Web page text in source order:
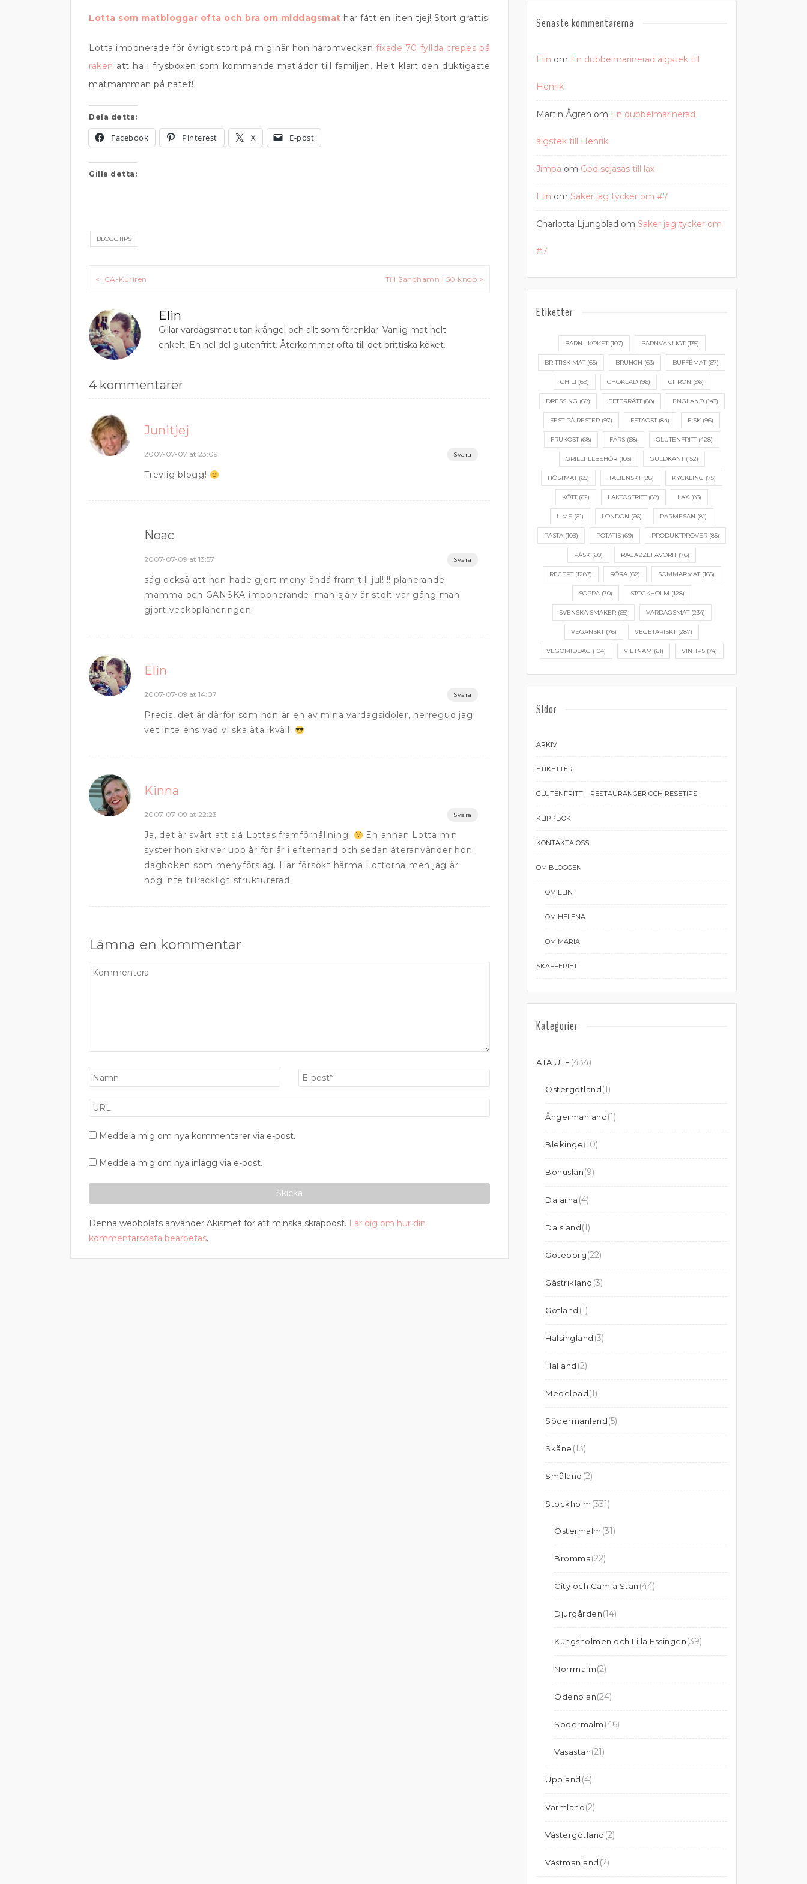
Lotta som matbloggar ofta och bra om middagsmat har fått en liten tjej! Stort grattis!
Lotta imponerade för övrigt stort på mig när hon häromveckan fixade 70 fyllda crepes på
raken att ha i frysboxen som kommande matlådor till familjen. Helt klart den duktigaste
matmamman på nätet!
Dela detta:
Facebook Pinterest X E-post
Gilla detta:
BLOGGTIPS
Inläggsnavigering
< ICA-Kuriren Till Sandhamn i 50 knop >
Elin
Gillar vardagsmat utan krångel och allt som förenklar. Vanlig mat helt
enkelt. En hel del glutenfritt. Återkommer ofta till det brittiska köket.
4 kommentarer
Junitjej
2007-07-07 at 23:09 Svara
Trevlig blogg!
Noac
2007-07-09 at 13:57 Svara
såg också att hon hade gjort meny ändå fram till jul!!!! planerande
mamma och GANSKA imponerande. man själv är stolt var gång man
gjort veckoplaneringen
Elin
2007-07-09 at 14:07 Svara
Precis, det är därför som hon är en av mina vardagsidoler, herregud jag
vet inte ens vad vi ska äta ikväll!
Kinna
2007-07-09 at 22:23 Svara
Ja, det är svårt att slå Lottas framförhållning.
En annan Lotta min
syster hon skriver upp år för år i efterhand och sedan återanvänder hon
dagboken som menyförslag. Har försökt härma Lottorna men jag är
nog inte tillräckligt strukturerad.
Lämna en kommentar
Meddela mig om nya kommentarer via e-post.
Meddela mig om nya inlägg via e-post.
Denna webbplats använder Akismet för att minska skräppost. Lär dig om hur din
kommentarsdata bearbetas.
Senaste kommentarerna
Elin om En dubbelmarinerad älgstek till
Henrik
Martin Ågren om En dubbelmarinerad
älgstek till Henrik
Jimpa om God sojasås till lax
Elin om Saker jag tycker om #7
Charlotta Ljungblad om Saker jag tycker om
#7
Etiketter
BARN I KÖKET(107) BARNVÄNLIGT(135)
BRITTISK MAT(65) BRUNCH (63) BUFFÉMAT(67)
CHILI (69) CHOKLAD(96) CITRON (96)
DRESSING (68) EFTERRÄTT(88) ENGLAND(143)
FEST PÅ RESTER (97) FETAOST(84) FISK (96)
FRUKOST(68) FÄRS (68) GLUTENFRITT(428)
GRILLTILLBEHÖR(103) GULDKANT(152)
HÖSTMAT(65) ITALIENSKT(88) KYCKLING (75)
KÖTT(62) LAKTOSFRITT(88) LAX (83)
LIME (61) LONDON (66) PARMESAN (81)
PASTA (109) POTATIS (69) PRODUKTPROVER (85)
PÅSK (60) RAGAZZEFAVORIT(76)
RECEPT(1287) RÖRA(62) SOMMARMAT(165)
SOPPA (70) STOCKHOLM (128)
SVENSKA SMAKER(65) VARDAGSMAT(234)
VEGANSKT(76) VEGETARISKT(287)
VEGOMIDDAG (104) VIETNAM (61) VINTIPS (74)
Sidor
ARKIV
ETIKETTER
GLUTENFRITT – RESTAURANGER OCH RESETIPS
KLIPPBOK
KONTAKTA OSS
OM BLOGGEN
OM ELIN
OM HELENA
OM MARIA
SKAFFERIET
Kategorier
ÄTA UTE(434)
Östergötland(1)
Ångermanland(1)
Blekinge(10)
Bohuslän(9)
Dalarna (4)
Dalsland(1)
Göteborg(22)
Gästrikland (3)
Gotland (1)
Hälsingland (3)
Halland (2)
Medelpad(1)
Södermanland(5)
Skåne (13)
Småland (2)
Stockholm (331)
Östermalm (31)
Bromma(22)
City och Gamla Stan (44)
Djurgården(14)
Kungsholmen och Lilla Essingen(39)
Norrmalm(2)
Odenplan(24)
Södermalm (46)
Vasastan(21)
Uppland (4)
Värmland(2)
Västergötland (2)
Västmanland (2)